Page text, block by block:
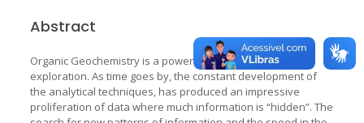
Abstract
Organic Geochemistry is a powerful tool for petroleum
exploration. As time goes by, the constant development of
the analytical techniques, has produced an impressive
proliferation of data where much information is “hidden”. The